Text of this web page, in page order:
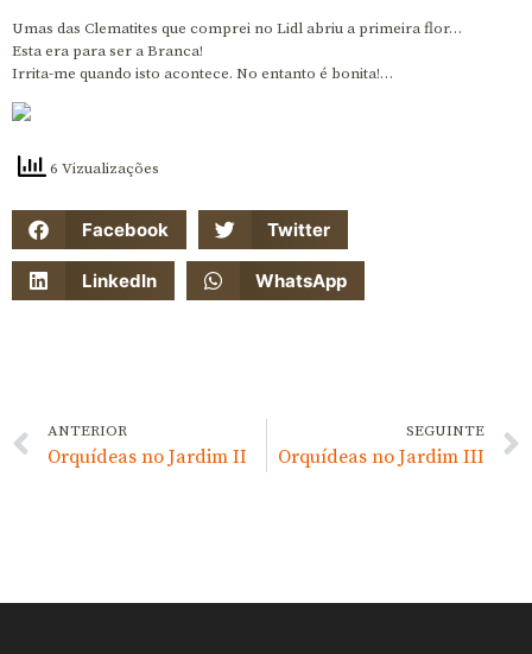
Umas das Clematites que comprei no Lidl abriu a primeira flor…
Esta era para ser a Branca!
Irrita-me quando isto acontece. No entanto é bonita!…
6 Vizualizações
Facebook Twitter
LinkedIn WhatsApp
ANTERIOR
Orquídeas no Jardim II
SEGUINTE
Orquídeas no Jardim III